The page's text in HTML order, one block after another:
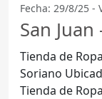
Fecha: 29/8/25 -
San
Tienda de
Soriano Ubicada en Cabildo 75100, Villa Soriano, la
Tienda de